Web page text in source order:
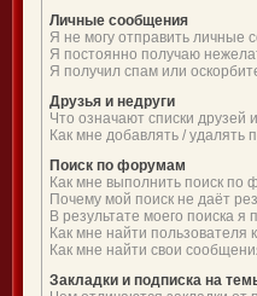
Личные сообщения
Я не могу отправить личные
Я постоянно получаю
Я получил спам или
Друзья и недруги
Что означают списки друзей
Как мне добавлять / удалять
Поиск по форумам
Как мне выполнить поиск по
Почему мой поиск не даёт
В результате моего поиска я
Как мне найти пользователя
Как мне найти свои
Закладки и подписка на